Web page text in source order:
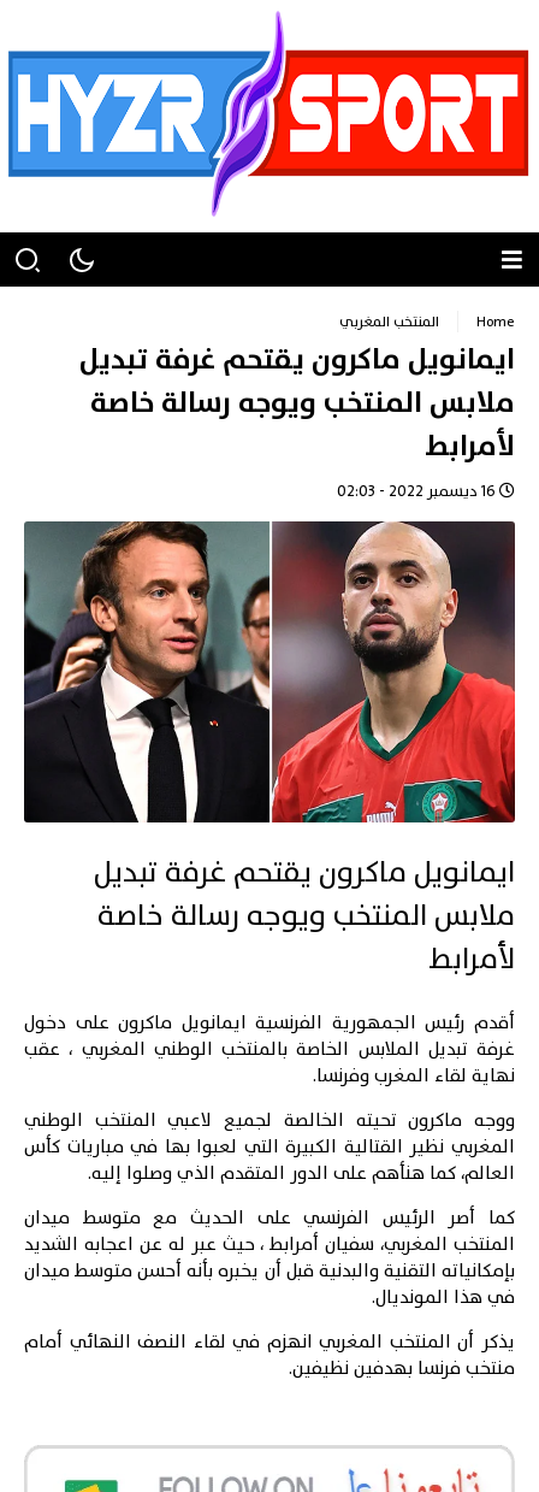
Home المنتخب المغربي
ايمانويل ماكرون يقتحم غرفة تبديل
ملابس المنتخب ويوجه رسالة خاصة
لأمرابط
ايمانويل ماكرون يقتحم غرفة تبديل
ملابس المنتخب ويوجه رسالة خاصة
لأمرابط
أقدم رئيس الجمهورية الفرنسية ايمانويل ماكرون على دخول
غرفة تبديل الملابس الخاصة بالمنتخب الوطني المغربي ، عقب
نهاية لقاء المغرب وفرنسا.
ووجه ماكرونتحيته الخالصة لجميع لاعبي المنتخب الوطني
المغربي نظير القتالية الكبيرة التي لعبوا بها في مباريات كأس
العالم، كما هنأهم على الدور المتقدم الذي وصلوا إليه.
كما أصر الرئيس الفرنسي على الحديث مع متوسط ميدان
المنتخب المغربي، سفيان أمرابط ، حيث عبر له عن اعجابه الشديد
بإمكانياته التقنية والبدنية قبل أن يخبره بأنه أحسن متوسط ميدان
في هذا المونديال.
يذكر أن المنتخب المغربي انهزم في لقاء النصف النهائي أمام
منتخب فرنسا بهدفين نظيفين.